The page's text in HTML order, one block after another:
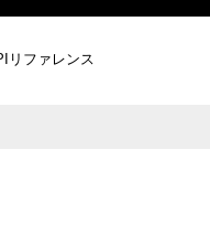
リファレンス